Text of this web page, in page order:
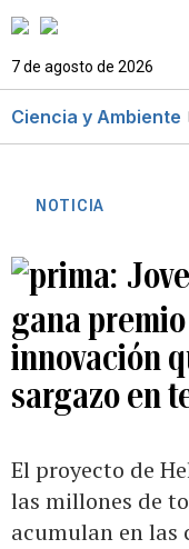
7 de agosto de 2026
Ciencia y Ambiente
NOTICIA
gana
innovación
sargazo en
El proyecto de
las millones de
acumulan en las